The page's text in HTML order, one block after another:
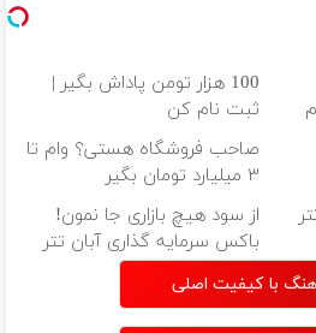
100 هزار تومن پاداش بگیر |
ثبت نام کن
صاحب فروشگاه هستی؟ وام تا
۳ میلیارد تومان بگیر
از سود هیچ بازاری جا نمون!
باکس سرمایه گذاری آبان تتر
با کیفیت اصلی